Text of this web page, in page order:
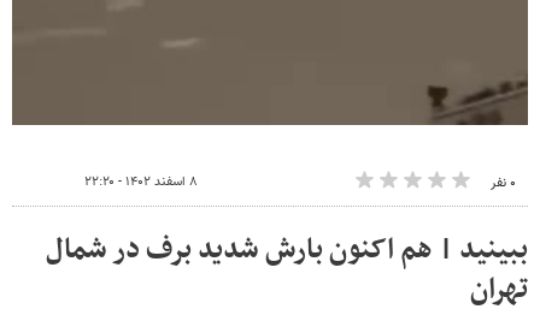
۰ نفر ۸ اسفند ۱۴۰۲ - ۲۲:۲۰
ببینید | هم اکنون بارش شدید برف در شمال
تهران